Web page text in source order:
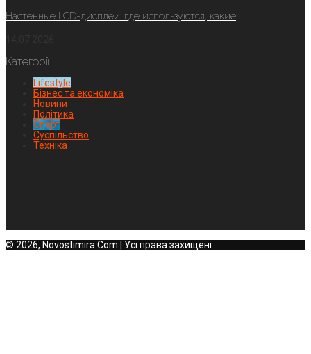
Настенные LCD-дисплеи: где используются, какие
Категорії
Lifestyle
Бізнес та економіка
Новини
Політика
Спорт
Суспільство
Техніка
© 2026, Novostimira.Com | Усі права захищені